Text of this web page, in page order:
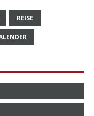
REISE